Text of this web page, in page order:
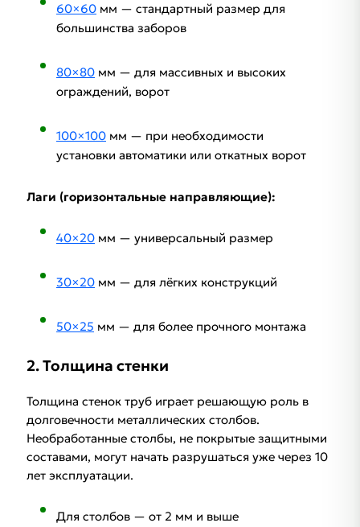
60×60 мм — стандартный размер для
большинства заборов
80×80 мм — для массивных и высоких
ограждений, ворот
100×100 мм — при необходимости
установки автоматики или откатных ворот
Лаги (горизонтальные направляющие):
40×20 мм — универсальный размер
30×20 мм — для лёгких конструкций
50×25 мм — для более прочного монтажа​
2.Толщина стенки
Толщина стенок труб играет решающую роль в
долговечности металлических столбов.
Необработанные столбы, не покрытые защитными
составами, могут начать разрушаться уже через 10
лет эксплуатации.
Для столбов — от 2 мм и выше